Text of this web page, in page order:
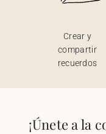
Crear y
compartir
recuerdos
¡Únete a la